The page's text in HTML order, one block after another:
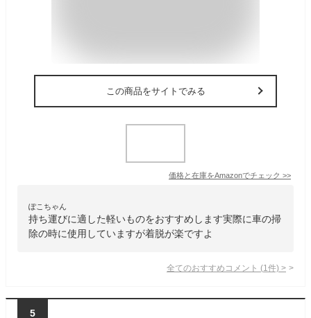
この商品をサイトでみる
価格と在庫をAmazonでチェック >>
ぽこちゃん
持ち運びに適した軽いものをおすすめします実際に車の掃
除の時に使用していますが着脱が楽ですよ
全てのおすすめコメント (1 件) >
5